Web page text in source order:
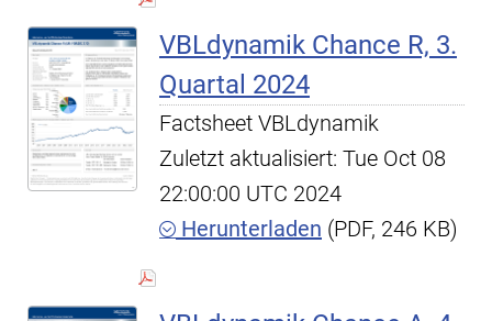
VBLdynamik Chance R, 3.
Quartal 2024
Factsheet VBLdynamik
Zuletzt aktualisiert: Tue Oct 08
22:00:00 UTC 2024
Herunterladen (PDF, 246 KB)